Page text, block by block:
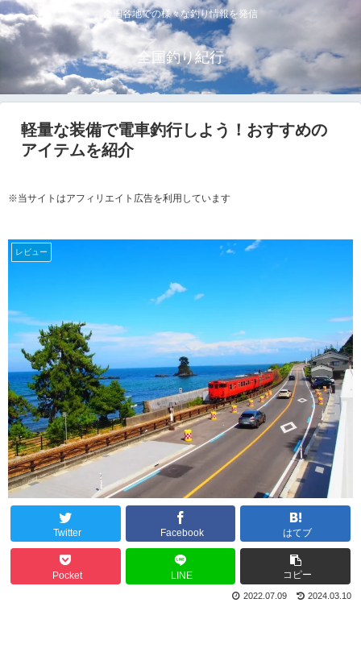
全国各地での様々な釣り情報を発信
全国釣り紀行
軽量な装備で電車釣行しよう！おすすめの
アイテムを紹介
※当サイトはアフィリエイト広告を利用しています
レビュー
Twitter Facebook はてブ
Pocket LINE コピー
2024.03.10
2022.07.09